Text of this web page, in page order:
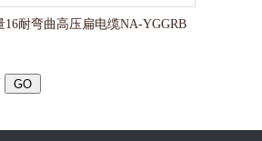
16耐弯曲高压扁电缆NA-YGGRB